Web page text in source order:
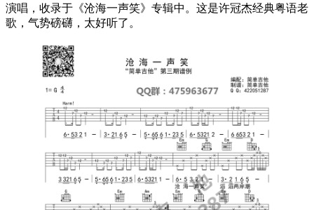
演唱，收录于《沧海一声笑》专辑中。这是许冠杰经典粤语老
歌，气势磅礴，太好听了。